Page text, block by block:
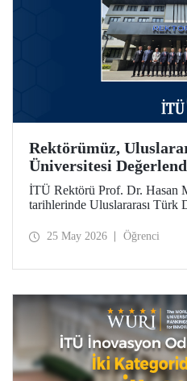
Rektörümüz,
Üniversitesi
İçin Özbekistan’daydı
İTÜ Rektörü Prof. Dr. Hasan
tarihlerinde Uluslararası Türk
25 May 2026 Öğrenci